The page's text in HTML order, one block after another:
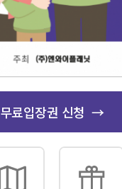
무료입장권 신청 →